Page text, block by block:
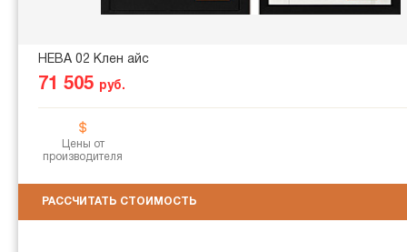
НЕВА 02 Клен айс
71 505 руб.
Цены от
производителя
РАССЧИТАТЬ СТОИМОСТЬ